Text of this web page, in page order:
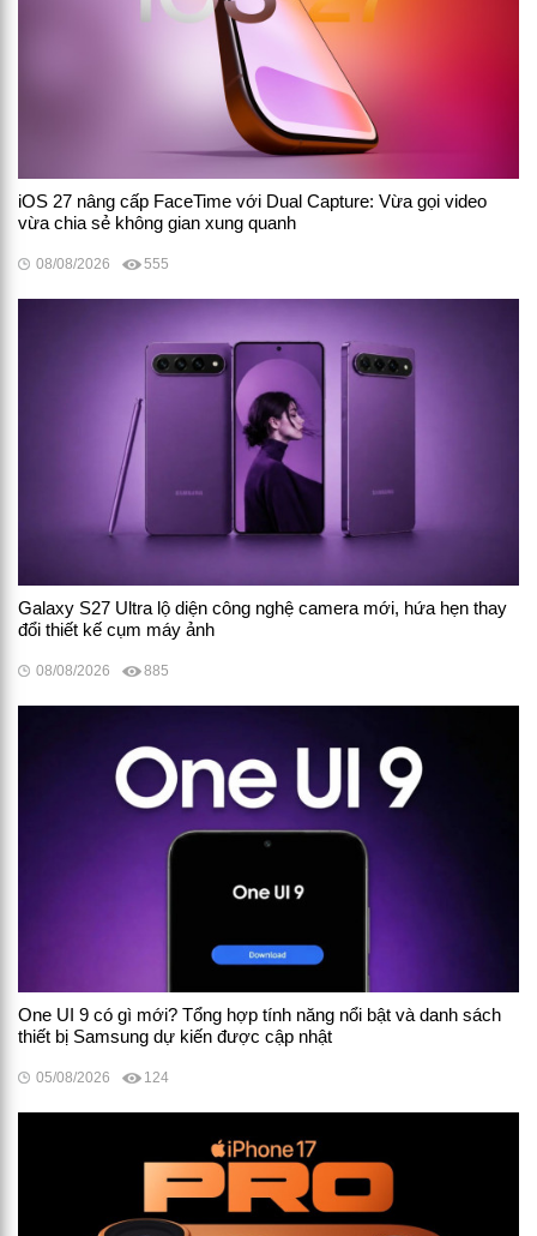
iOS 27 nâng cấp FaceTime với Dual Capture: Vừa gọi video
vừa chia sẻ không gian xung quanh
08/08/2026 555
Galaxy S27 Ultra lộ diện công nghệ camera mới, hứa hẹn thay
đổi thiết kế cụm máy ảnh
08/08/2026 885
One UI 9 có gì mới? Tổng hợp tính năng nổi bật và danh sách
thiết bị Samsung dự kiến được cập nhật
05/08/2026 124